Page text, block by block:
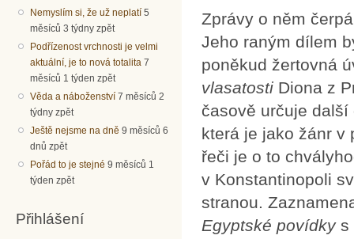
Nemyslím si, že už neplatí 5
měsíců 3 týdny zpět
Podřízenost vrchnosti je velmi
aktuální, je to nová totalita 7
měsíců 1 týden zpět
Věda a náboženství 7 měsíců 2
týdny zpět
Ještě nejsme na dně 9 měsíců 6
dnů zpět
Pořád to je stejné 9 měsíců 1
týden zpět
Přihlášení
Zprávy o něm
Jeho raným dílem
poněkud žertovná
vlasatosti Diona z
časově určuje
která je jako žánr v
řeči je o to
v Konstantinopoli
stranou.
Egyptské povídkys